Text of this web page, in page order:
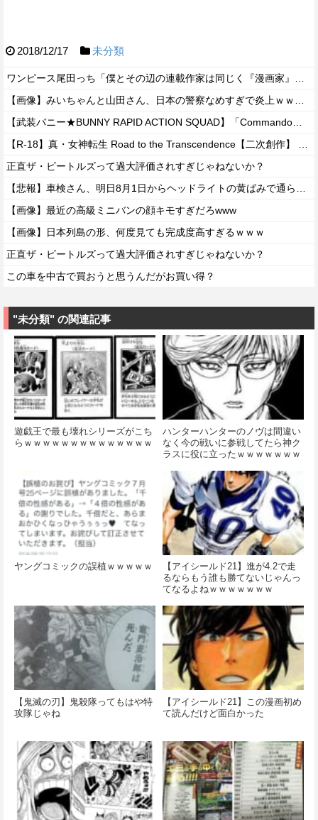
2018/12/17 未分類
正直ザ・ビートルズって過大評価されすぎじゃねないか？
【画像】最近の高級ミニバンの顔キモすぎだろwww
【画像】日本列島の形、何度見ても完成度高すぎるｗｗｗ
正直ザ・ビートルズって過大評価されすぎじゃねないか？
この車を中古で買おうと思うんだがお買い得？
"未分類" の関連記事
遊戯王で最も壊れシリーズがこち
らｗｗｗｗｗｗｗｗｗｗｗｗｗｗ
ハンターハンターのノヴは間違い
なく今の戦いに参戦してたら神ク
ラスに役に立ったｗｗｗｗｗｗｗ
ヤングコミックの誤植ｗｗｗｗｗ
【アイシールド21】進が4.2で走
るならもう誰も勝てないじゃんっ
てなるよねｗｗｗｗｗｗｗ
【鬼滅の刃】鬼殺隊ってもはや特
攻隊じゃね
【アイシールド21】この漫画初め
て読んだけど面白かった